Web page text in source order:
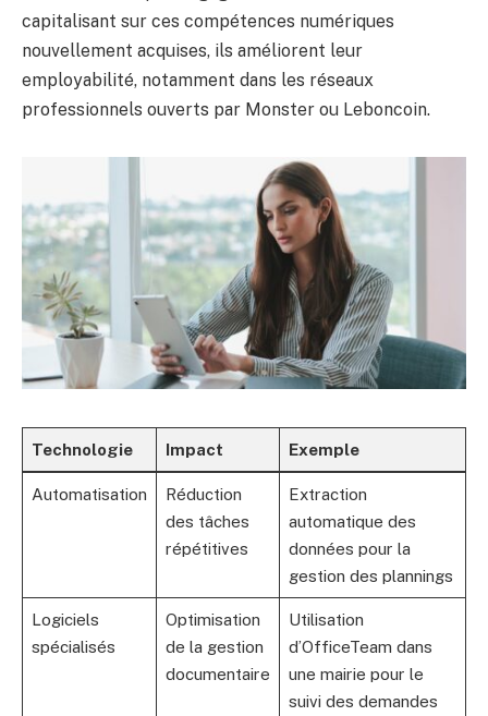
capitalisant sur ces compétences numériques
nouvellement acquises, ils améliorent leur
employabilité, notamment dans les réseaux
professionnels ouverts par Monster ou Leboncoin.
Technologie Impact Exemple
Automatisation
Réduction
des tâches
répétitives
Extraction
automatique des
données pour la
gestion des plannings
Logiciels
spécialisés
Optimisation
de la gestion
documentaire
Utilisation
d’OfficeTeam dans
une mairie pour le
suivi des demandes